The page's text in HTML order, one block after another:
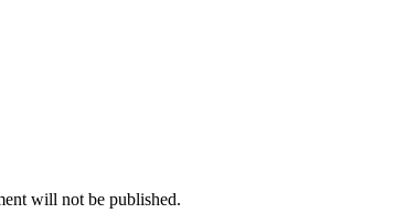
will not be published.